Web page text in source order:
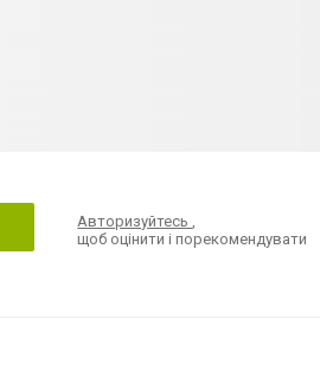
Авторизуйтесь,
щоб оцінити і порекомендувати